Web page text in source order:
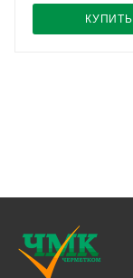
КУПИТЬ